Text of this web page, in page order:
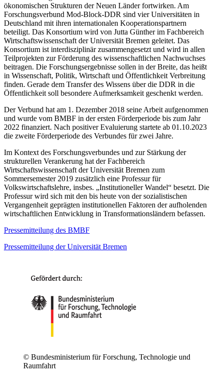
ökonomischen Strukturen der Neuen Länder fortwirken. Am
Forschungsverbund Mod-Block-DDR sind vier Universitäten in
Deutschland mit ihren internationalen Kooperationspartnern
beteiligt. Das Konsortium wird von Jutta Günther im Fachbereich
Wirtschaftswissenschaft der Universität Bremen geleitet. Das
Konsortium ist interdisziplinär zusammengesetzt und wird in allen
Teilprojekten zur Förderung des wissenschaftlichen Nachwuchses
beitragen. Die Forschungsergebnisse sollen in der Breite, das heißt
in Wissenschaft, Politik, Wirtschaft und Öffentlichkeit Verbreitung
finden. Gerade dem Transfer des Wissens über die DDR in die
Öffentlichkeit soll besondere Aufmerksamkeit geschenkt werden.
Der Verbund hat am 1. Dezember 2018 seine Arbeit aufgenommen
und wurde vom BMBF in der ersten Förderperiode bis zum Jahr
2022 finanziert. Nach positiver Evaluierung startete ab 01.10.2023
die zweite Förderperiode des Verbundes für zwei Jahre.
Im Kontext des Forschungsverbundes und zur Stärkung der
strukturellen Verankerung hat der Fachbereich
Wirtschaftswissenschaft der Universität Bremen zum
Sommersemester 2019 zusätzlich eine Professur für
Volkswirtschaftslehre, insbes. „Institutioneller Wandel“ besetzt. Die
Professur wird sich mit den bis heute von der sozialistischen
Vergangenheit geprägten institutionellen Faktoren der aufholenden
wirtschaftlichen Entwicklung in Transformationsländern befassen.
Pressemitteilung des BMBF
Pressemitteilung der Universität Bremen
© Bundesministerium für Forschung, Technologie und
Raumfahrt